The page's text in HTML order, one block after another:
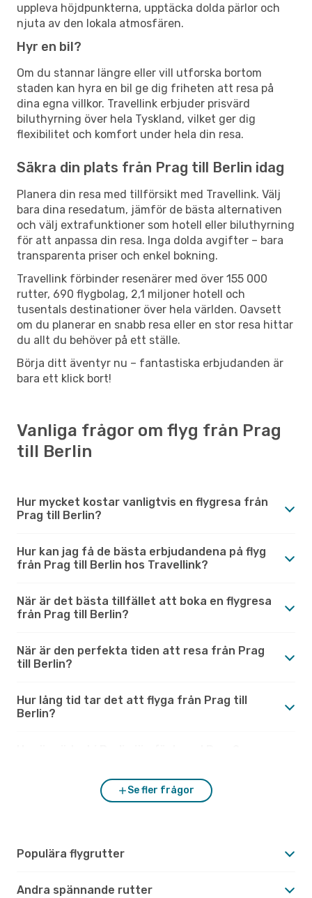
uppleva höjdpunkterna, upptäcka dolda pärlor och
njuta av den lokala atmosfären.
Hyr en bil?
Om du stannar längre eller vill utforska bortom
staden kan hyra en bil ge dig friheten att resa på
dina egna villkor. Travellink erbjuder prisvärd
biluthyrning över hela Tyskland, vilket ger dig
flexibilitet och komfort under hela din resa.
Säkra din plats från Prag till Berlin idag
Planera din resa med tillförsikt med Travellink. Välj
bara dina resedatum, jämför de bästa alternativen
och välj extrafunktioner som hotell eller biluthyrning
för att anpassa din resa. Inga dolda avgifter – bara
transparenta priser och enkel bokning.
Travellink förbinder resenärer med över 155 000
rutter, 690 flygbolag, 2,1 miljoner hotell och
tusentals destinationer över hela världen. Oavsett
om du planerar en snabb resa eller en stor resa hittar
du allt du behöver på ett ställe.
Börja ditt äventyr nu – fantastiska erbjudanden är
bara ett klick bort!
Vanliga frågor om flyg från Prag
till Berlin
Hur mycket kostar vanligtvis en flygresa från
Prag till Berlin?
Hur kan jag få de bästa erbjudandena på flyg
från Prag till Berlin hos Travellink?
När är det bästa tillfället att boka en flygresa
från Prag till Berlin?
När är den perfekta tiden att resa från Prag
till Berlin?
Hur lång tid tar det att flyga från Prag till
Berlin?
Se fler frågor
Populära flygrutter
Andra spännande rutter